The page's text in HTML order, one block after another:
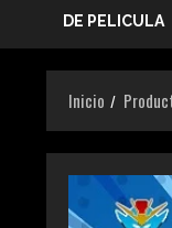
DE PELICULA
Inicio